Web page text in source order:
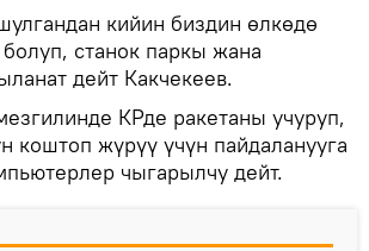
кийин биздин өлкөдө
станок паркы жана
дейт Какчекеев.
КРде ракетаны учуруп,
коштоп жүрүү үчүн пайдаланууга
чыгарылчу дейт.